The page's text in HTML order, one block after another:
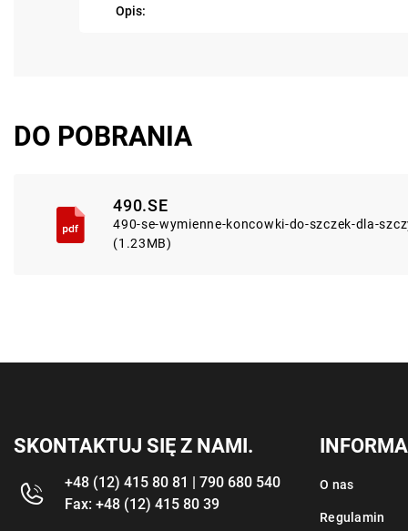
Opis:
DO POBRANIA
490.SE
490-se-wymienne-koncowki-do-szczek-dla-
(1.23MB)
SKONTAKTUJ SIĘ Z NAMI.
+48 (12) 415 80 81 | 790 680 540
Fax: +48 (12) 415 80 39
O nas
Regulamin